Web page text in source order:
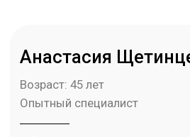
терапии», МИГ
«Расстройство пищевого поведения и
профессионального развития – Тула»